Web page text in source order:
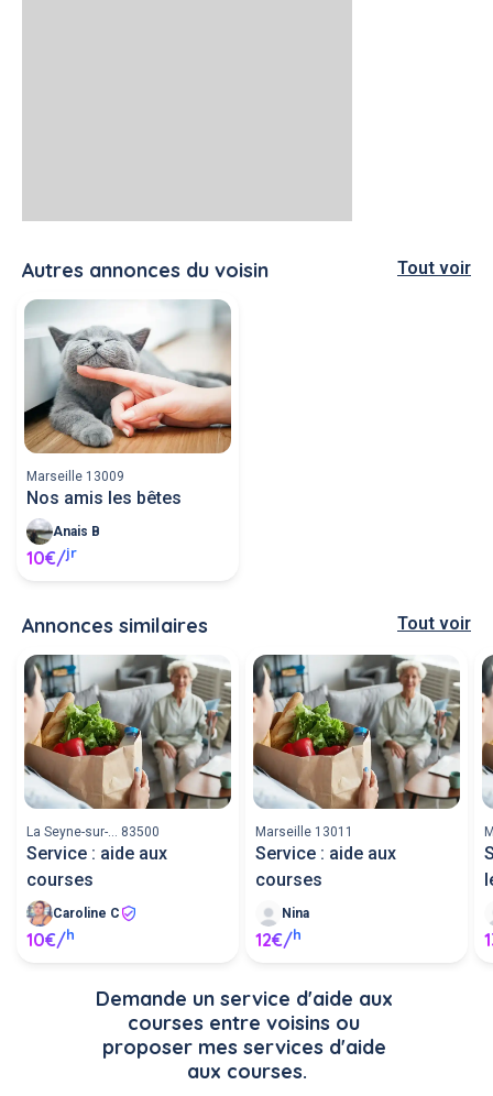
Autres annonces du voisin Tout voir
Marseille 13009
Nos amis les bêtes
Anais B
10€/jr
Annonces similaires Tout voir
La Seyne-sur-... 83500
Service : aide aux
courses
Caroline C
10€/h
Marseille 13011
Service : aide aux
courses
Nina
12€/h
Demande un service d'aide aux
courses entre voisins ou
proposer mes services d'aide
aux courses.